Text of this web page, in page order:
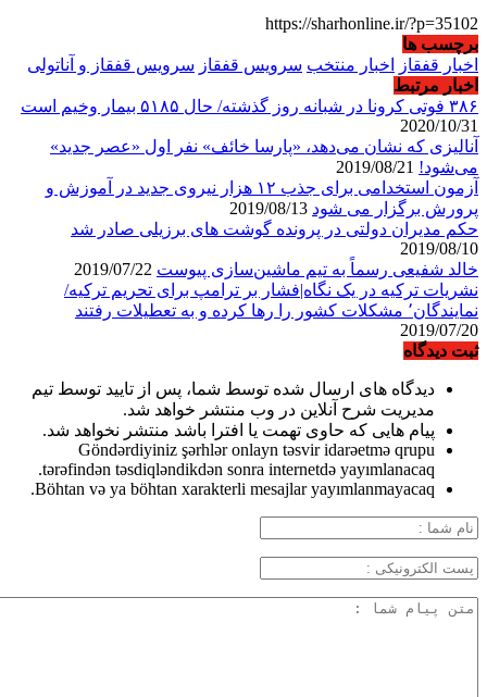
https://sharhonline.ir/?p=35102
برچسب ها
اخبار قفقاز
اخبار منتخب سرویس قفقاز سرویس قفقاز و آناتولی
اخبار مرتبط
۳۸۶ فوتی کرونا در شبانه روز گذشته/ حال ۵۱۸۵ بیمار وخیم است
2020/10/31
آنالیزی که نشان می‌دهد، «پارسا خائف» نفر اول «عصر جدید»
می‌شود!
آزمون استخدامی برای جذب ۱۲ هزار نیروی جدید در آموزش و
پرورش برگزار می شود
حکم مدیران دولتی در پرونده گوشت های برزیلی صادر شد
2019/08/10
خالد شفیعی رسماً به تیم ماشین‌سازی پیوست
نشریات ترکیه در یک نگاه|فشار بر ترامپ برای تحریم ترکیه/
نمایندگان٬ مشکلات کشور را رها کرده و به تعطیلات رفتند
2019/07/20
ثبت دیدگاه
دیدگاه های ارسال شده توسط شما، پس از تایید توسط تیم
مدیریت شرح آنلاین در وب منتشر خواهد شد.
پیام هایی که حاوی تهمت یا افترا باشد منتشر نخواهد شد.
Göndərdiyiniz şərhlər onlayn təsvir idarəetmə qrupu
tərəfindən təsdiqləndikdən sonra internetdə yayımlanacaq.
Böhtan və ya böhtan xarakterli mesajlar yayımlanmayacaq.